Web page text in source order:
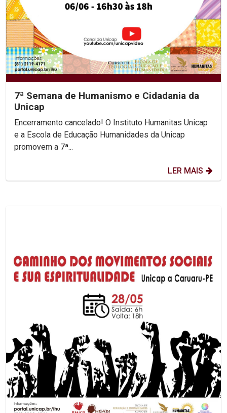
7ª Semana de Humanismo e Cidadania da
Unicap
Encerramento cancelado! O Instituto Humanitas Unicap
e a Escola de Educação Humanidades da Unicap
promovem a 7ª...
LER MAIS